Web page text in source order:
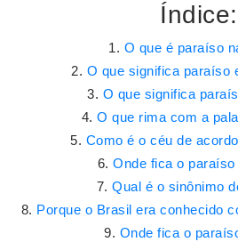
Índice:
O que é paraíso
O que significa paraíso
O que significa
O que rima com a
Como é o céu de
Onde fica o
Qual é o sinônimo
Porque o Brasil era conhecido
Onde fica o